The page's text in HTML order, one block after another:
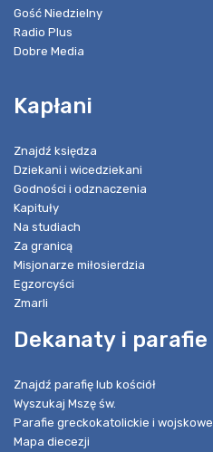
Gość Niedzielny
Radio Plus
Dobre Media
Kapłani
Znajdź księdza
Dziekani i wicedziekani
Godności i odznaczenia
Kapituły
Na studiach
Za granicą
Misjonarze miłosierdzia
Egzorcyści
Zmarli
Dekanaty i parafie
Znajdź parafię lub kościół
Wyszukaj Mszę św.
Parafie greckokatolickie i wojskowe
Mapa diecezji